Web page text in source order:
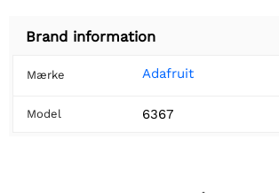
Brand information
Mærke Adafruit
Model 6367